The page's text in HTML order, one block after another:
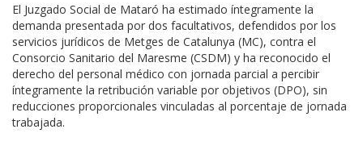
El Juzgado Social de Mataró ha estimado íntegramente la
demanda presentada por dos facultativos, defendidos por los
servicios jurídicos de Metges de Catalunya (MC), contra el
Consorcio Sanitario del Maresme (CSDM) y ha reconocido el
derecho del personal médico con jornada parcial a percibir
íntegramente la retribución variable por objetivos (DPO), sin
reducciones proporcionales vinculadas al porcentaje de jornada
trabajada.